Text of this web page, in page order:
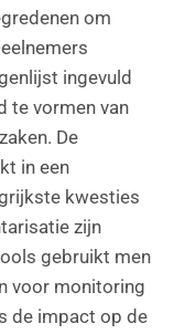
om
ingevuld
te vormen van
De
in een
kwesties
zijn
gebruikt men
voor monitoring
de impact op de